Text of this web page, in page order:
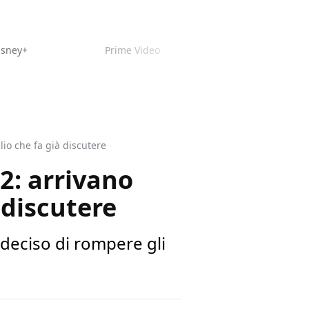
Prime Video
che fa già discutere
arrivano
di rompere gli